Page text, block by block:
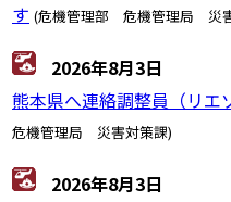
す (危機管理部 危機管理局 災
2026年8月3日
熊本県へ連絡調整員（リエ
危機管理局 災害対策課)
2026年8月3日